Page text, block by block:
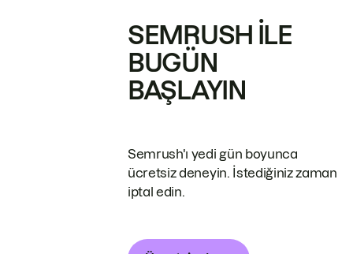
SEMRUSH ILE
BUGÜN
BAŞLAYIN
Semrush'ı yedi gün boyunca
ücretsiz deneyin. İstediğiniz zaman
iptal edin.